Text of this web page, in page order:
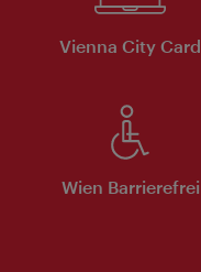
Vienna City Card
Wien Barrierefrei